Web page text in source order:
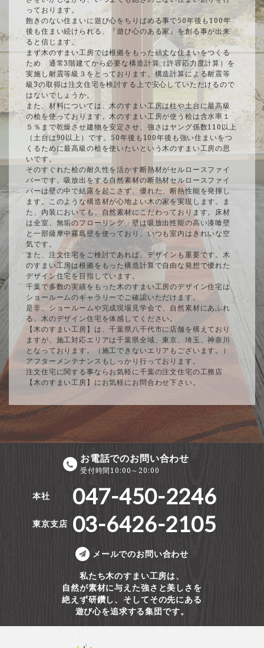
っております。
飽きのない住まいに遊び心をちりばめる事で50年後も100年
後も住まい続けられる、『遊び心のある家』を創る事が出来
ると信じます。
まず木のすまい工房では根拠をもった頑丈な住まいをつくる
ため 通常3階建てから必要な構造計算（許容応力度計算）を
実施し耐震等級３をとっております。構造計算による耐震等
級3の取得は注文住宅を検討する上で安心していただけるので
はないでしょうか。
また、材料については、木のすまい工房は柱や土台に最高級
の桧を使っております。木のすまい工房が使う桧は含水率１
５％まで乾燥させ建物を安定させ、強さはヤング係数110以上
（土台は90以上）です。50年後も100年後も強い住まいをつ
くるために最高級の桧を使いたいという木のすまい工房の思
いです。
そのすぐれた桧の耐久性を活かす断熱材がセルロースファイ
バーです。吸放出をする自然素材の断熱材セルロースファイ
バーは壁の中で結露を起こさず、優れた、断熱性能を発揮し
ます。このような構造材が心地よい木の家を実現します。ま
た、内装においても、自然素材にこだわっております。床材
は全室、無垢のフローリング、壁は吸放出性能の高い漆喰壁
と一部薩摩中霧島壁を使っており、いつも室内はきれいな空
気です。
また、注文住宅をご検討であれば、デザインも重要です。木
のすまい工房は根拠をもった構造計算で自由な発想で優れた
デザイン住宅を目指しています。
千葉で多数の実績をもった木のすまい工房のデザイン住宅は
ショールームのギャラリーでご確認いただけます。
是非、ショールームや完成現場見学会で、自然素材にあふれ
る、木のデザイン住宅を体感してください。
【木のすまい工房】は、千葉県八千代市に店舗を構えており
ますが、施工対応エリアは千葉県全域、東京、埼玉、神奈川
となっております。（施工できないエリアもございます。）
アフターメンテナンスもしっかり行っております。
注文住宅に関する事ならお気軽に千葉の注文住宅の工務店
【木のすまい工房】にお気軽にお問合わせ下さい。
お電話でのお問い合わせ
受付時間10:00～20:00
本社 047-450-2246
東京支店 03-6426-2105
メールでのお問い合わせ
私たち木のすまい工房は、
自然が素材に与えた強さと美しさを
絶えず研鑽し、そしてその先にある
遊び心を追求する集団です。